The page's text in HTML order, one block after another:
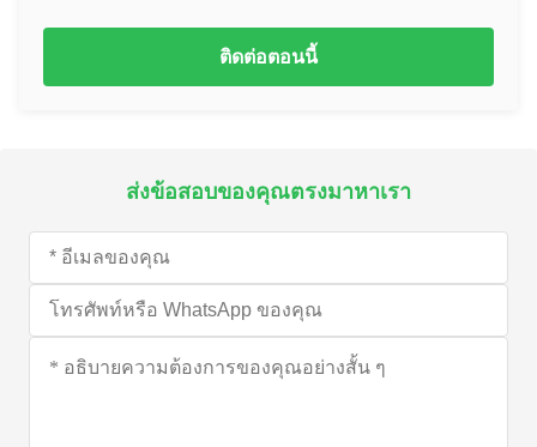
ติดต่อตอนนี้
ส่งข้อสอบของคุณตรงมาหาเรา